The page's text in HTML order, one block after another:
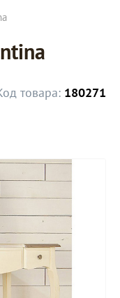
товара: 180271